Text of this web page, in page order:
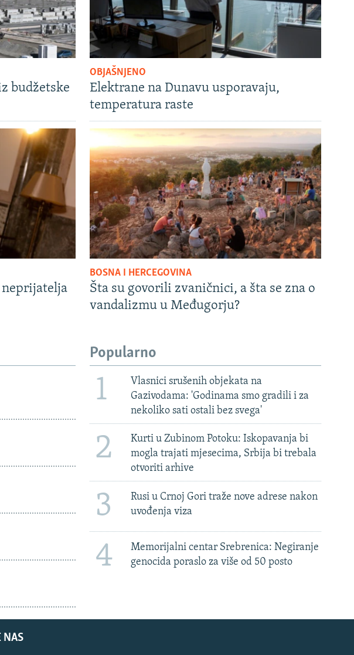
budžetske
OBJAŠNJENO
Elektrane na Dunavu usporavaju,
temperatura raste
BOSNA I HERCEGOVINA
Šta su govorili zvaničnici, a šta se zna o
vandalizmu u Međugorju?
Popularno
1
Vlasnici srušenih objekata na
Gazivodama: 'Godinama smo gradili i za
nekoliko sati ostali bez svega'
2
Kurti u Zubinom Potoku: Iskopavanja bi
mogla trajati mjesecima, Srbija bi trebala
otvoriti arhive
3
Rusi u Crnoj Gori traže nove adrese nakon
uvođenja viza
4
Memorijalni centar Srebrenica: Negiranje
genocida poraslo za više od 50 posto
NAS